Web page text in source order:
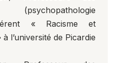
(psychopathologie
« Racisme et
l’université de Picardie